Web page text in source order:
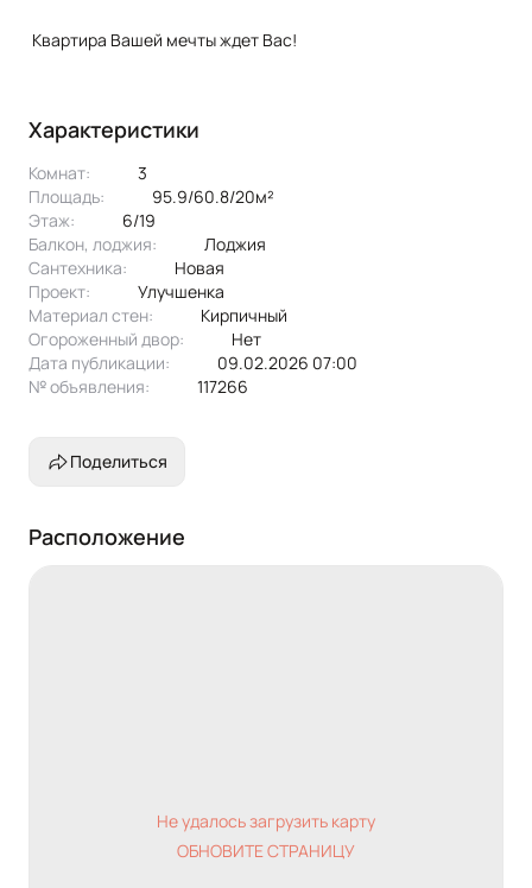
Квартира Вашей мечты ждет Вас!
Характеристики
Комнат:
3
Площадь:
95.9/60.8/20м²
Этаж:
6/19
Балкон, лоджия:
лоджия
Сантехника:
новая
Проект:
улучшенка
Материал стен:
Кирпичный
Огороженный двор:
Нет
Дата публикации:
09.02.2026 07:00
№ объявления:
117266
Поделиться
Расположение
Не удалось загрузить карту
ОБНОВИТЕ СТРАНИЦУ